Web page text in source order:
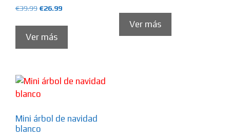
€39.99 El
era:
€39.99.
€26.99El
€26.99.
Ver más
Ver más
Mini árbol de navidad
blanco